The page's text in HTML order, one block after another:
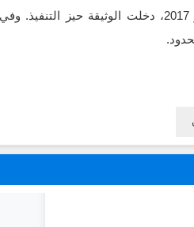
من الخط الحدودي بين الدولتين. في تشرين الأول/أكتوبر 2017، دخلت